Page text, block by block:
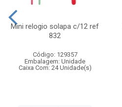
Mini relogio solapa c/12 ref
832
Código: 129357
Embalagem: Unidade
Caixa Com: 24 Unidade(s)